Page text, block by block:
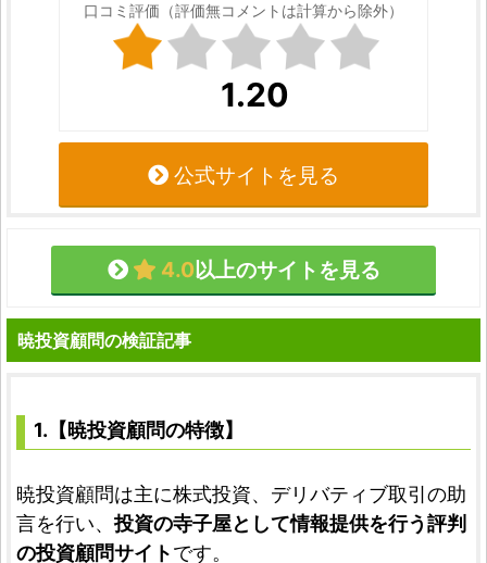
口コミ評価（評価無コメントは計算から除外）
1.20
公式サイトを見る
4.0以上のサイトを見る
暁投資顧問の検証記事
1.【暁投資顧問の特徴】
暁投資顧問は主に株式投資、デリバティブ取引の助
言を行い、投資の寺子屋として情報提供を行う評判
の投資顧問サイトです。